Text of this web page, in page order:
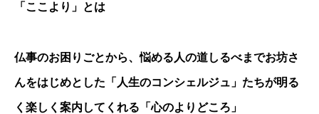
「ここより」とは
仏事のお困りごとから、悩める人の道しるべまでお坊さ
んをはじめとした「人生のコンシェルジュ」たちが明る
く楽しく案内してくれる「心のよりどころ」